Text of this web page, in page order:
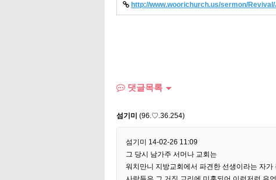
http://www.woorichurch.us/sermon/
댓글목록
섬기미 (96.♡.36.254)
섬기미 14-02-26 11:09
그 당시 남가주 서머나 교회는
워치만니 지방교회에서 파견한 선생이라는 자